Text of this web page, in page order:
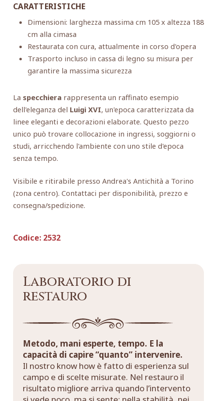
CARATTERISTICHE
Dimensioni: larghezza massima cm 105 x altezza 188
cm alla cimasa
Restaurata con cura, attualmente in corso d'opera
Trasporto incluso in cassa di legno su misura per
garantire la massima sicurezza
La specchierarappresenta un raffinato esempio
dell'eleganza del Luigi XVI, un'epoca caratterizzata da
linee eleganti e decorazioni elaborate. Questo pezzo
unico può trovare collocazione in ingressi, soggiorni o
studi, arricchendo l'ambiente con uno stile d'epoca
senza tempo.
Visibile e ritirabile presso Andrea's Antichità a Torino
(zona centro). Contattaci per disponibilità, prezzo e
consegna/spedizione.
Codice:2532
Laboratorio di
restauro
Metodo, mani esperte, tempo. E la
capacità di capire “quanto” intervenire.
Il nostro know how è fatto di esperienza sul
campo e di scelte misurate. Nel restauro il
risultato migliore arriva quando l’intervento